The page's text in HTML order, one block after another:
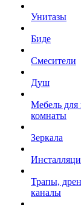
Унитазы
Биде
Смесители
Душ
Мебель для
комнаты
Зеркала
Трапы,
каналы